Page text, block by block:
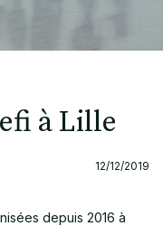
à Lille
12/12/2019
depuis 2016 à